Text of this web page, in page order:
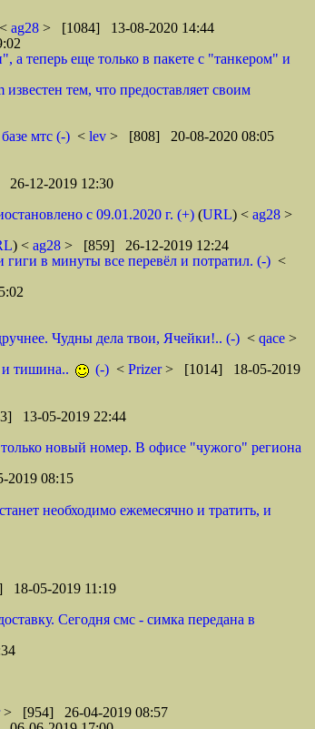
< ag28 > [1084] 13-08-2020 14:44
теперь еще только в пакете с "танкером" и
тем, что предоставляет своим
мтс (-) < lev > [808] 20-08-2020 08:05
12-2019 12:30
с 09.01.2020 г. (+) (URL) < ag28 >
) < ag28 > [859] 26-12-2019 12:24
в минуты все перевёл и потратил. (-) <
Чудны дела твои, Ячейки!.. (-) < qace >
и тишина..
(-) < Prizer> [1014] 18-05-2019
13-05-2019 22:44
только новый номер. В офисе "чужого" региона
08:15
необходимо ежемесячно и тратить, и
05-2019 11:19
Сегодня смс - симка передана в
> [954] 26-04-2019 08:57